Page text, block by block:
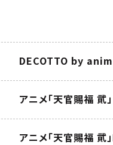
DECOTTO by
アニメ「天官賜福 貮
アニメ「天官賜福 貮